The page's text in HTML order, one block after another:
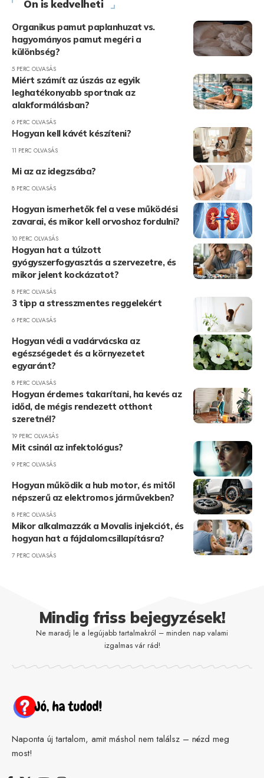
Ön is kedvelheti
Organikus pamut paplanhuzat vs.
hagyományos pamut megéri a
különbség?
5 PERC OLVASÁS
Miért számít az úszás az egyik
leghatékonyabb sportnak az
alakformálásban?
6 PERC OLVASÁS
Hogyan kell kávét készíteni?
11 PERC OLVASÁS
Mi az az idegzsába?
8 PERC OLVASÁS
Hogyan ismerhetők fel a vese működési
zavarai, és mikor kell orvoshoz fordulni?
10 PERC OLVASÁS
Hogyan hat a túlzott
gyógyszerfogyasztás a szervezetre, és
mikor jelent kockázatot?
8 PERC OLVASÁS
3 tipp a stresszmentes reggelekért
6 PERC OLVASÁS
Hogyan védi a vadárvácska az
egészségedet és a környezetet
egyaránt?
8 PERC OLVASÁS
Hogyan érdemes takarítani, ha kevés az
időd, de mégis rendezett otthont
szeretnél?
19 PERC OLVASÁS
Mit csinál az infektológus?
9 PERC OLVASÁS
Hogyan működik a hub motor, és mitől
népszerű az elektromos járművekben?
8 PERC OLVASÁS
Mikor alkalmazzák a Movalis injekciót, és
hogyan hat a fájdalomcsillapításra?
7 PERC OLVASÁS
Mindig friss bejegyzések!
Ne maradj le a legújabb tartalmakról – minden nap valami
izgalmas vár rád!
Naponta új tartalom, amit máshol nem találsz – nézd meg
most!